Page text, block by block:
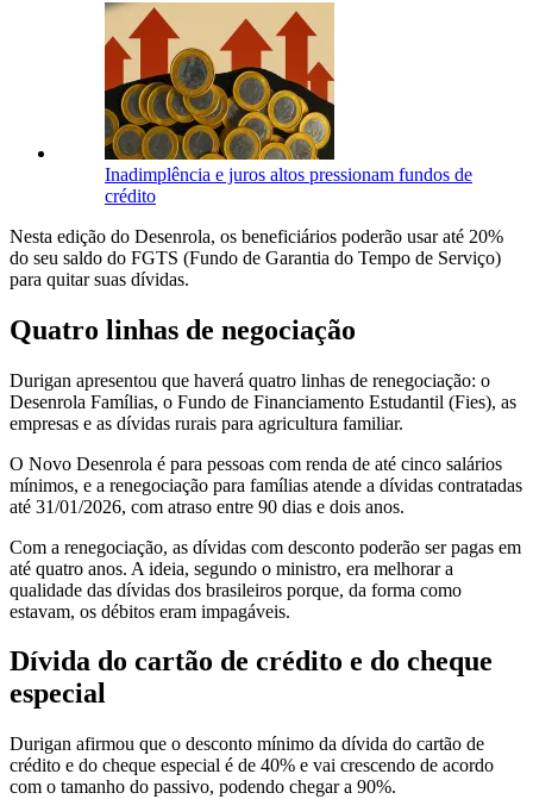
Inadimplência e juros altos pressionam fundos de
crédito
Nesta edição do Desenrola, os beneficiários poderão usar até 20%
do seu saldo do FGTS (Fundo de Garantia do Tempo de Serviço)
para quitar suas dívidas.
Quatro linhas de negociação
Durigan apresentou que haverá quatro linhas de renegociação: o
Desenrola Famílias, o Fundo de Financiamento Estudantil (Fies), as
empresas e as dívidas rurais para agricultura familiar.
O Novo Desenrola é para pessoas com renda de até cinco salários
mínimos, e a renegociação para famílias atende a dívidas contratadas
até 31/01/2026, com atraso entre 90 dias e dois anos.
Com a renegociação, as dívidas com desconto poderão ser pagas em
até quatro anos. A ideia, segundo o ministro, era melhorar a
qualidade das dívidas dos brasileiros porque, da forma como
estavam, os débitos eram impagáveis.
Dívida do cartão de crédito e do cheque
especial
Durigan afirmou que o desconto mínimo da dívida do cartão de
crédito e do cheque especial é de 40% e vai crescendo de acordo
com o tamanho do passivo, podendo chegar a 90%.